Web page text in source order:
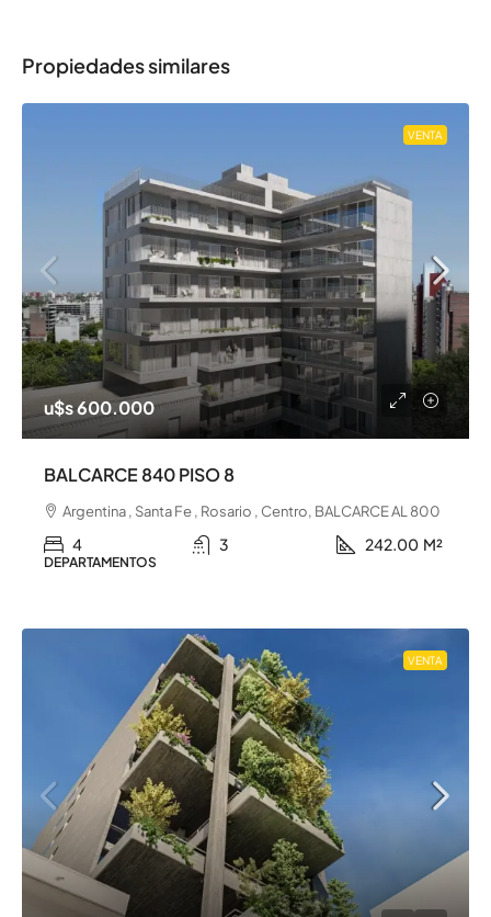
Propiedades similares
VENTA
u$s 600.000
BALCARCE 840 PISO 8
Argentina , Santa Fe , Rosario , Centro, BALCARCE AL 800
4 3 242.00 M²
DEPARTAMENTOS
VENTA